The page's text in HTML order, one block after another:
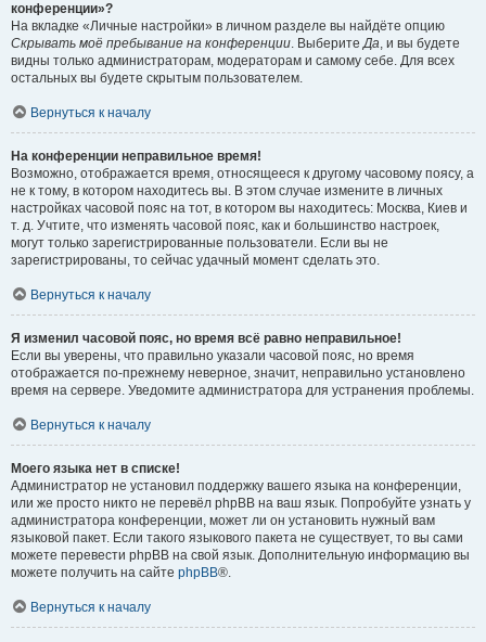
конференции»?
На вкладке «Личные настройки» в личном разделе вы найдёте опцию
Скрывать моё пребывание на конференции. ВыберитеДа, и вы будете
видны только администраторам, модераторам и самому себе. Для всех
остальных вы будете скрытым пользователем.
Вернуться к началу
На конференции неправильное время!
Возможно, отображается время, относящееся к другому часовому поясу, а
не к тому, в котором находитесь вы. В этом случае измените в личных
настройках часовой пояс на тот, в котором вы находитесь: Москва, Киев и
т. д. Учтите, что изменять часовой пояс, как и большинство настроек,
могут только зарегистрированные пользователи. Если вы не
зарегистрированы, то сейчас удачный момент сделать это.
Вернуться к началу
Я изменил часовой пояс, но время всё равно неправильное!
Если вы уверены, что правильно указали часовой пояс, но время
отображается по-прежнему неверное, значит, неправильно установлено
время на сервере. Уведомите администратора для устранения проблемы.
Вернуться к началу
Моего языка нет в списке!
Администратор не установил поддержку вашего языка на конференции,
или же просто никто не перевёл phpBB на ваш язык. Попробуйте узнать у
администратора конференции, может ли он установить нужный вам
языковой пакет. Если такого языкового пакета не существует, то вы сами
можете перевести phpBB на свой язык. Дополнительную информацию вы
можете получить на сайте phpBB®.
Вернуться к началу